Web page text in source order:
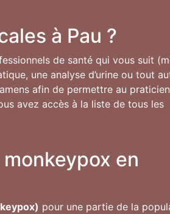
à Pau ?
de santé qui vous suit
une analyse d’urine ou tout
afin de permettre au
avez accès à la liste de tous les
en
pour une partie de la